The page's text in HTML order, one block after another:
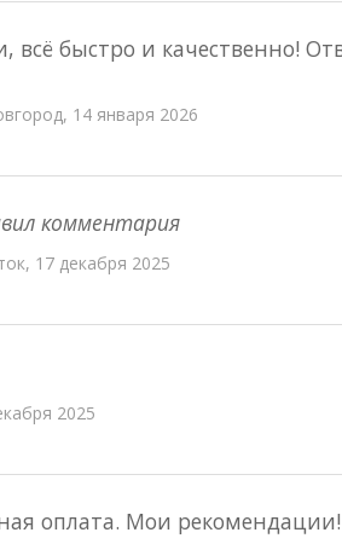
всё быстро и качественно!
14 января 2026
комментария
17 декабря 2025
2025
оплата. Мои рекомендации!